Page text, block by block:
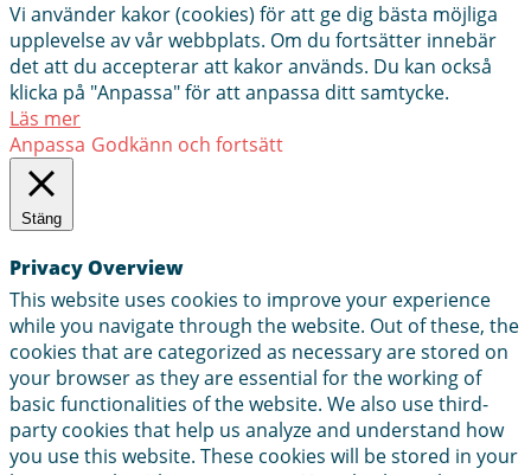
Vi använder kakor (cookies) för att ge dig bästa möjliga
upplevelse av vår webbplats. Om du fortsätter innebär
det att du accepterar att kakor används. Du kan också
klicka på "Anpassa" för att anpassa ditt samtycke.
Läs mer
Anpassa Godkänn och fortsätt
Stäng
Privacy Overview
This website uses cookies to improve your experience
while you navigate through the website. Out of these, the
cookies that are categorized as necessary are stored on
your browser as they are essential for the working of
basic functionalities of the website. We also use third-
party cookies that help us analyze and understand how
you use this website. These cookies will be stored in your